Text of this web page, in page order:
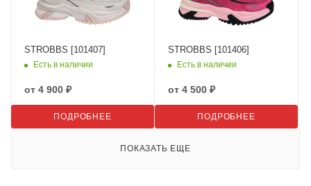
STROBBS [101407]
Есть в наличии
от 4 900 ₽
ПОДРОБНЕЕ
STROBBS [101406]
Есть в наличии
от 4 500 ₽
ПОДРОБНЕЕ
ПОКАЗАТЬ ЕЩЕ